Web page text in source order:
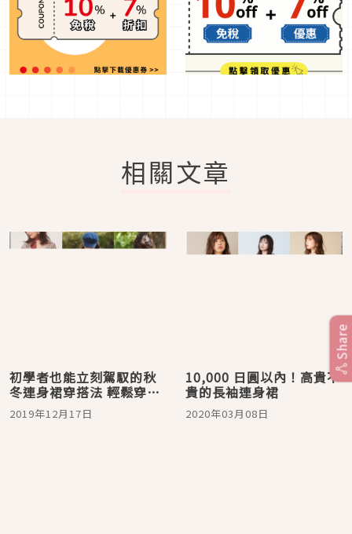
相關文章
初學者也能立刻駕馭的秋
冬連身裙穿搭法 輕鬆穿出
時尚有型！
2019年12月17日
10,000 日圓以內！高貴不
貴的長袖連身裙
2020年03月08日
Share